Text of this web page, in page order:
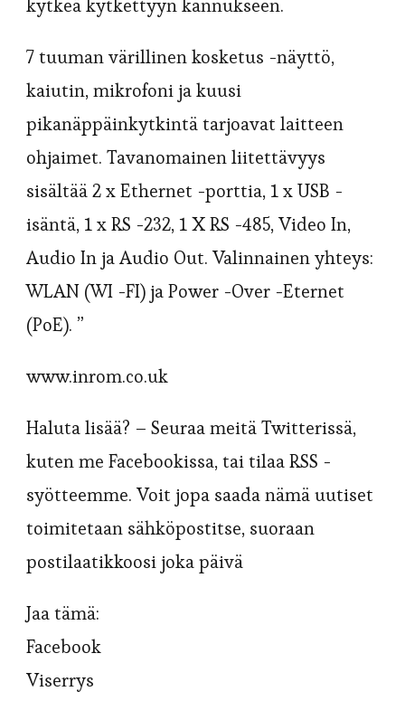
kytkeä kytkettyyn kannukseen.
7 tuuman värillinen kosketus -näyttö,
kaiutin, mikrofoni ja kuusi
pikanäppäinkytkintä tarjoavat laitteen
ohjaimet. Tavanomainen liitettävyys
sisältää 2 x Ethernet -porttia, 1 x USB -
isäntä, 1 x RS -232, 1 X RS -485, Video In,
Audio In ja Audio Out. Valinnainen yhteys:
WLAN (WI -FI) ja Power -Over -Eternet
(PoE). ”
www.inrom.co.uk
Haluta lisää? – Seuraa meitä Twitterissä,
kuten me Facebookissa, tai tilaa RSS -
syötteemme. Voit jopa saada nämä uutiset
toimitetaan sähköpostitse, suoraan
postilaatikkoosi joka päivä
Jaa tämä:
Facebook
Viserrys